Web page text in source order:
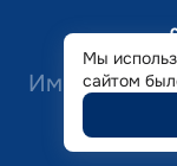
Имеются
Мы
сайтом